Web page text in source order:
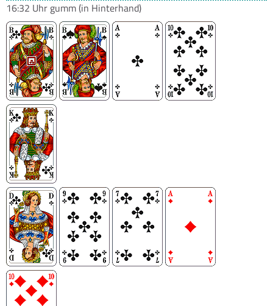
16:32 Uhr gumm(in Hinterhand)